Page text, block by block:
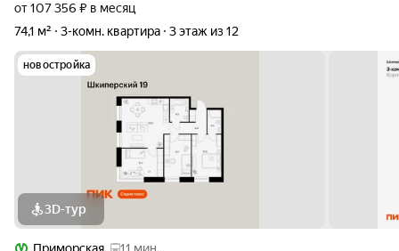
от 107 356 ₽ в месяц
74,1 м²
3-комн. квартира 3 этаж из 12
новостройка
3D-тур